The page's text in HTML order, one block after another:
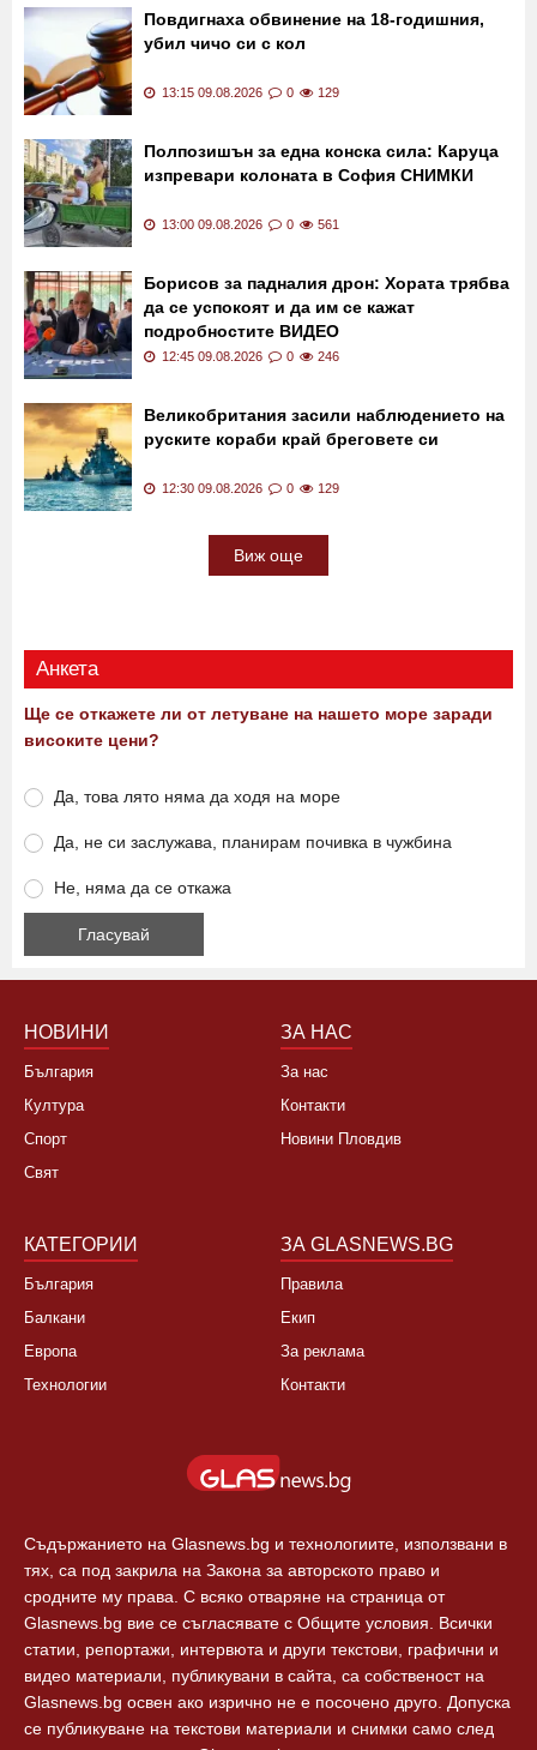
Повдигнаха обвинение на 18-годишния,
убил чичо си с кол
13:15 09.08.2026 0 129
Полпозишън за една конска сила: Каруца
изпревари колоната в София СНИМКИ
13:00 09.08.2026 0 561
Борисов за падналия дрон: Хората трябва
да се успокоят и да им се кажат
подробностите ВИДЕО
12:45 09.08.2026 0 246
Великобритания засили наблюдението на
руските кораби край бреговете си
12:30 09.08.2026 0 129
Виж още
Анкета
Ще се откажете ли от летуване на нашето море заради
високите цени?
Да, това лято няма да ходя на море
Да, не си заслужава, планирам почивка в чужбина
Не, няма да се откажа
НОВИНИ
България
Култура
Спорт
Свят
ЗА НАС
За нас
Контакти
Новини Пловдив
КАТЕГОРИИ
България
Балкани
Европа
Технологии
ЗА GLASNEWS.BG
Правила
Екип
За реклама
Контакти
Съдържанието на Glasnews.bg и технологиите, използвани в
тях, са под закрила на Закона за авторското право и
сродните му права. С всяко отваряне на страница от
Glasnews.bg вие се съгласявате с Общите условия. Всички
статии, репортажи, интервюта и други текстови, графични и
видео материали, публикувани в сайта, са собственост на
Glasnews.bg освен ако изрично не е посочено друго. Допуска
се публикуване на текстови материали и снимки само след